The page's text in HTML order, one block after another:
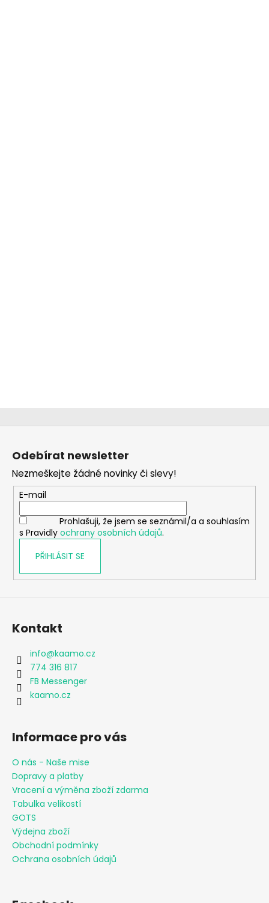
Z
Odebírat newsletter
Nezmeškejte žádné novinky či slevy!
E-mail
Prohlašuji, že jsem se seznámil/a a souhlasím
s Pravidly ochrany osobních údajů.
PŘIHLÁSIT SE
Kontakt
info@kaamo.cz
774 316 817
FB Messenger
kaamo.cz
Informace pro vás
O nás - Naše mise
Dopravy a platby
Vracení a výměna zboží zdarma
Tabulka velikostí
GOTS
Výdejna zboží
Obchodní podmínky
Ochrana osobních údajů